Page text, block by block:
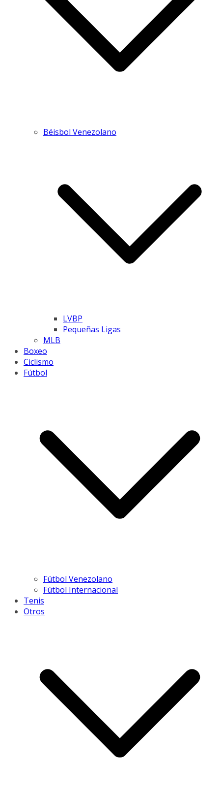
Béisbol Venezolano
LVBP
Pequeñas Ligas
MLB
Boxeo
Ciclismo
Fútbol
Fútbol Venezolano
Fútbol Internacional
Tenis
Otros